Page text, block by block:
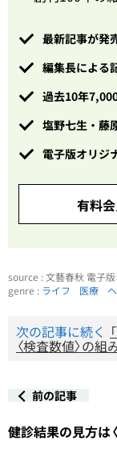
最新記事が発
編集長による
過去10年
塩野七生・藤
電子版オリジ
有料
source : 文藝春秋 電子
genre : ライフ 医療
次の記事に続く
〈検査数値〉の
前の記事
健診結果の見方は